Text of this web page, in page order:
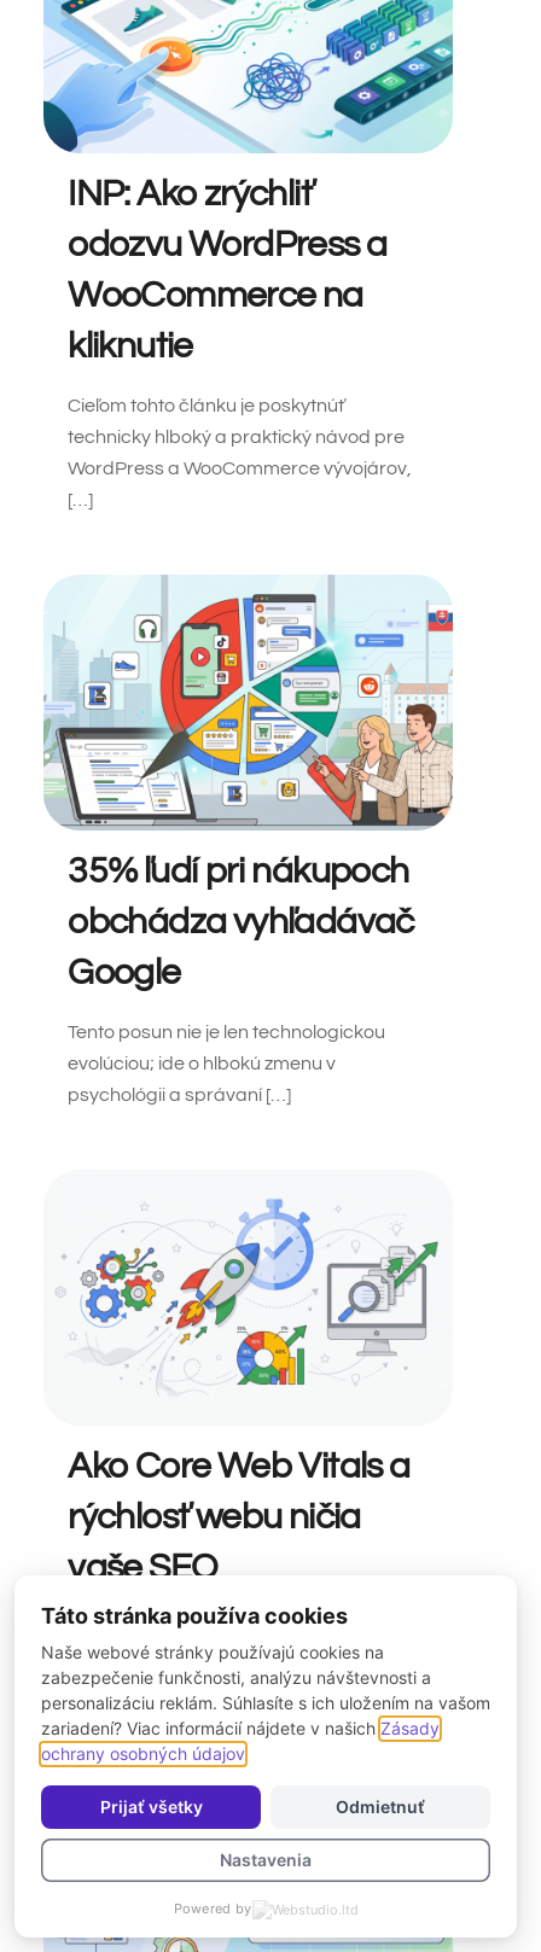
INP: Ako zrýchliť
odozvu WordPress a
WooCommerce na
kliknutie
Cieľom tohto článku je poskytnúť
technicky hlboký a praktický návod pre
WordPress a WooCommerce vývojárov,
[…]
35% ľudí pri nákupoch
obchádza vyhľadávač
Google
Tento posun nie je len technologickou
evolúciou; ide o hlbokú zmenu v
psychológii a správaní […]
Ako Core Web Vitals a
rýchlosť webu ničia
vaše SEO
Predstavte si situáciu: investovali ste
tisíce eur do obsahu. Vaše texty pripravil
špičkový profesor z […]
Táto stránka používa cookies
Naše webové stránky používajú cookies na
zabezpečenie funkčnosti, analýzu návštevnosti a
personalizáciu reklám. Súhlasíte s ich uložením na vašom
zariadení? Viac informácií nájdete v našich Zásady
ochrany osobných údajov
Prijať všetky Odmietnuť
Nastavenia
Powered by